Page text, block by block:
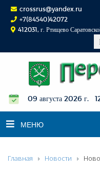
crossrus@yandex.ru
+7(84540)42072
412031, г. Ртищево
09 августа 2026 г.
МЕНЮ
НОВОСТИ
Главная Новости